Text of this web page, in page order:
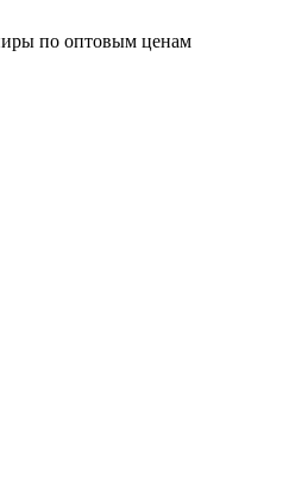
по оптовым ценам